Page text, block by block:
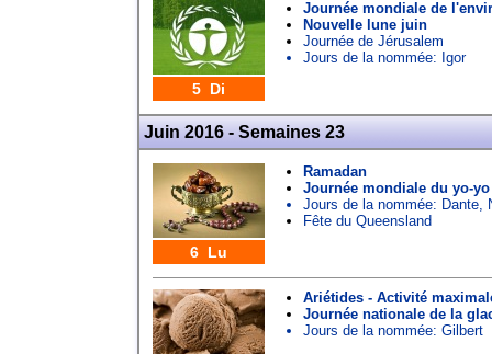
5 Di
Journée mondiale de
Nouvelle lune juin
Journée de Jérusalem
Jours de la nommée: Igor
Juin 2016 - Semaines 23
6 Lu
Ramadan
Journée mondiale du yo-yo
Jours de la nommée: Dante,
Fête du Queensland
Ariétides - Activité
Journée nationale de la
Jours de la nommée: Gilbert